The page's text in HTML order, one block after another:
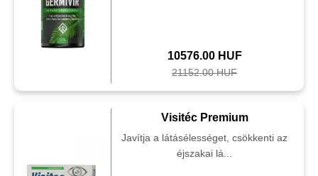
10576.00 HUF
21152.00 HUF
Visitéc Premium
Javítja a látásélességet, csökkenti az
éjszakai lá...